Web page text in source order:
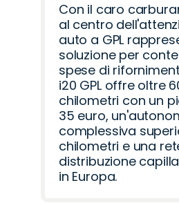
Con il caro
al centro
auto a GPL
soluzione per
spese di
i20 GPL offre oltre
chilometri con un
35 euro,
complessiva
chilometri e una
distribuzione
in Europa.